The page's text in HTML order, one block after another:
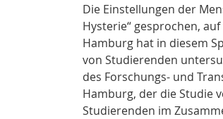
Die Einstellungen der
Hysterie“ gesprochen,
Hamburg hat in diesem
von Studierenden
des Forschungs- und
Hamburg, der die Studie
Studierenden im